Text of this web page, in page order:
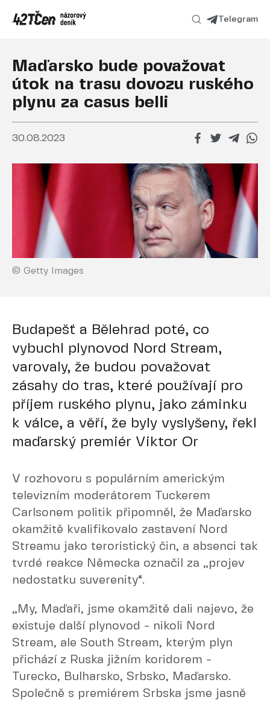
Telegram
Maďarsko bude považovat
útok na trasu dovozu ruského
plynu za casus belli
30.08.2023
© Getty Images
Budapešť a Bělehrad poté, co
vybuchl plynovod Nord Stream,
varovaly, že budou považovat
zásahy do tras, které používají pro
příjem ruského plynu, jako záminku
k válce, a věří, že byly vyslyšeny, řekl
maďarský premiér Viktor Or
V rozhovoru s populárním americkým
televizním moderátorem Tuckerem
Carlsonem politik připomněl, že Maďarsko
okamžitě kvalifikovalo zastavení Nord
Streamu jako teroristický čin, a absenci tak
tvrdé reakce Německa označil za „projev
nedostatku suverenity“.
„My, Maďaři, jsme okamžitě dali najevo, že
existuje další plynovod - nikoli Nord
Stream, ale South Stream, kterým plyn
přichází z Ruska jižním koridorem -
Turecko, Bulharsko, Srbsko, Maďarsko.
Společně s premiérem Srbska jsme jasně